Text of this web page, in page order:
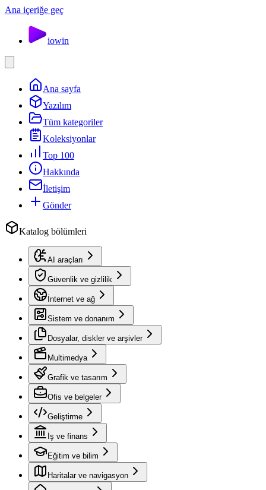
Ana içeriğe geç
iowin
Ana sayfa
Yazılım
Tüm kategoriler
Koleksiyonlar
Top 100
Hakkında
İletişim
Gönder
Katalog bölümleri
AI araçları
Güvenlik ve gizlilik
İnternet ve ağ
Sistem ve donanım
Dosyalar, diskler ve arşivler
Multimedya
Grafik ve tasarım
Ofis ve belgeler
Geliştirme
İş ve finans
Eğitim ve bilim
Haritalar ve navigasyon